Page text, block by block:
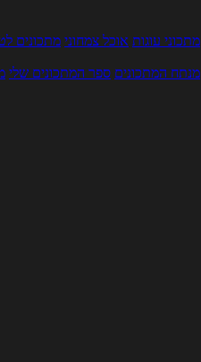
מתכוני עוגות אוכל צמחוני מתכונים
מנתח המתכונים ספר המתכונים שלי